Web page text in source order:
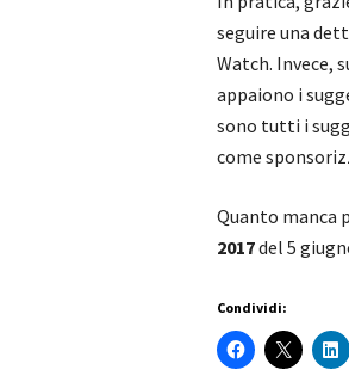
seguire una
Watch. Invece,
appaiono i
sono tutti i
come
Quanto manca
2017del 5
Condividi: